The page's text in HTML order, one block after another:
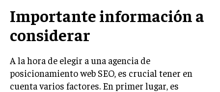
Importante información a
considerar
A la hora de elegir a una agencia de
posicionamiento web SEO, es crucial tener en
cuenta varios factores. En primer lugar, es